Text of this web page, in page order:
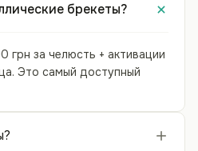
брекеты?
за челюсть + активации
Это самый доступный